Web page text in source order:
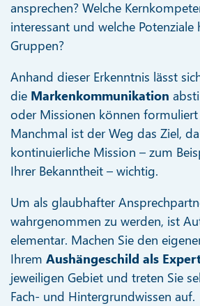
ansprechen? Welche
interessant und welche Potenziale
Gruppen?
Anhand dieser Erkenntnis lässt
die Markenkommunikation
oder Missionen können formuliert
Manchmal ist der Weg das Ziel,
kontinuierliche Mission – zum
Ihrer Bekanntheit – wichtig.
Um als glaubhafter
wahrgenommen zu werden, ist
elementar. Machen Sie den
IhremAushängeschild als
jeweiligen Gebiet und treten Sie
Fach- und Hintergrundwissen auf.